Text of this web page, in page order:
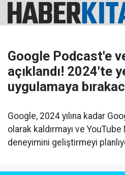
Google Podcast'e
açıklandı! 2024'te
uygulamaya
Google, 2024 yılına kadar
olarak kaldırmayı ve
deneyimini geliştirmeyi